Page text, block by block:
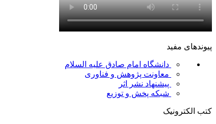
پیوندهای مفید
دانشگاه امام صادق علیه السلام
معاونت پژوهش و فناوری
پیشنهاد نشر اثر
شبکه پخش و توزیع
کتب الکترونیک